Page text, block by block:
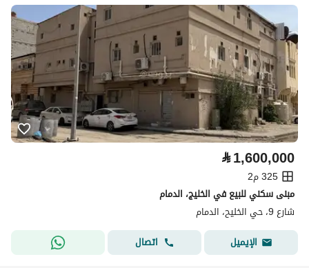
⃁1,600,000
325 م2
مبنى سكني للبيع في الخليج، الدمام
شارع 9، حي الخليح، الدمام
الإيميل
اتصال